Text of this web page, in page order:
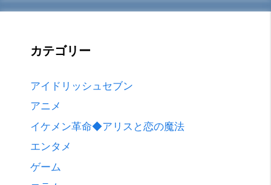
カテゴリー
アイドリッシュセブン
アニメ
イケメン革命◆アリスと恋の魔法
エンタメ
ゲーム